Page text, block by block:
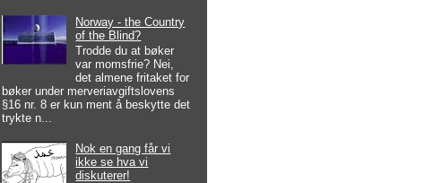
Norway - the Country
of the Blind?
Trodde du at bøker
var momsfrie? Nei,
det almene fritaket for
bøker under merveriavgiftslovens
§16 nr. 8 er kun ment å beskytte det
trykte n...
Nok en gang får vi
ikke se hva vi
diskuterer!